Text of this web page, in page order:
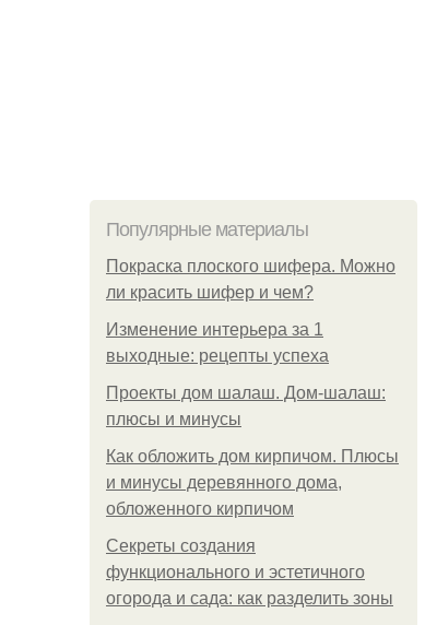
Популярные материалы
Покраска плоского шифера. Можно
ли красить шифер и чем?
Изменение интерьера за 1
выходные: рецепты успеха
Проекты дом шалаш. Дом-шалаш:
плюсы и минусы
Как обложить дом кирпичом. Плюсы
и минусы деревянного дома,
обложенного кирпичом
Секреты создания
функционального и эстетичного
огорода и сада: как разделить зоны